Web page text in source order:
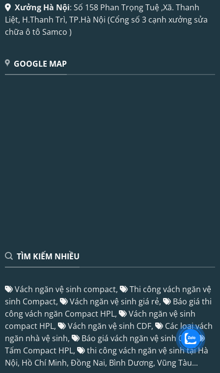
Xưởng Hà Nội: Số 158 Phan Trọng Tuệ ,Xã. Thanh
Liệt, H.Thanh Trì, TP.Hà Nội (Cổng số 3 cạnh xưởng sửa
chữa ô tô Samco )
GOOGLE MAP
TÌM KIẾM NHIỀU
Vách ngăn vệ sinh compact,
Thi công vách ngăn vệ
sinh Compact,
Vách ngăn vệ sinh giá rẻ,
Báo giá thi
công vách ngăn Compact HPL,
Vách ngăn vệ sinh
compact HPL,
Vách ngăn vệ sinh CDF,
Các loại vách
ngăn nhà vệ sinh,
Báo giá vách ngăn vệ sinh CDF,
Tấm Compact HPL,
thi công vách ngăn vệ sinh tại Hà
Nội, Hồ Chí Minh, Đồng Nai, Bình Dương, Vũng Tàu...